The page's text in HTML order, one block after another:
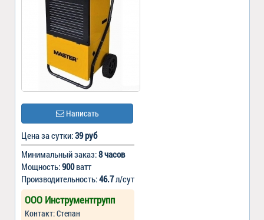
Написать
Цена за сутки:39 руб
Минимальный заказ:8 часов
Мощность:900ватт
Производительность:46.7л/сут
ООО Инструментгрупп
Контакт: Степан